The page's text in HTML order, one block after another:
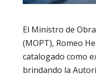
El Ministro de
(MOPT), Romeo
catalogado como
brindando la